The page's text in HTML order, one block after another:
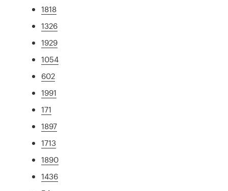
1818
1326
1929
1054
602
1991
171
1897
1713
1890
1436